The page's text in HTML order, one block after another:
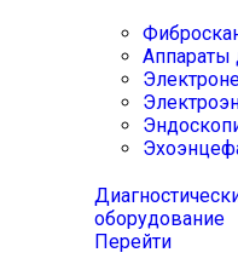
Аппараты
оборудование
Перейти